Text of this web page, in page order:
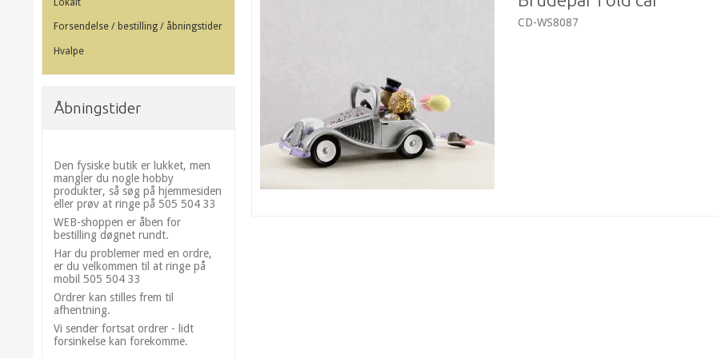
Lokalt
Forsendelse / bestilling / åbningstider
Hvalpe
Åbningstider
Den fysiske butik er lukket, men
mangler du nogle hobby
produkter, så søg på hjemmesiden
eller prøv at ringe på 505 504 33
WEB-shoppen er åben for
bestilling døgnet rundt.
Har du problemer med en ordre,
er du velkommen til at ringe på
mobil 505 504 33
Ordrer kan stilles frem til
afhentning.
Vi sender fortsat ordrer - lidt
forsinkelse kan forekomme.
CD-WS8087